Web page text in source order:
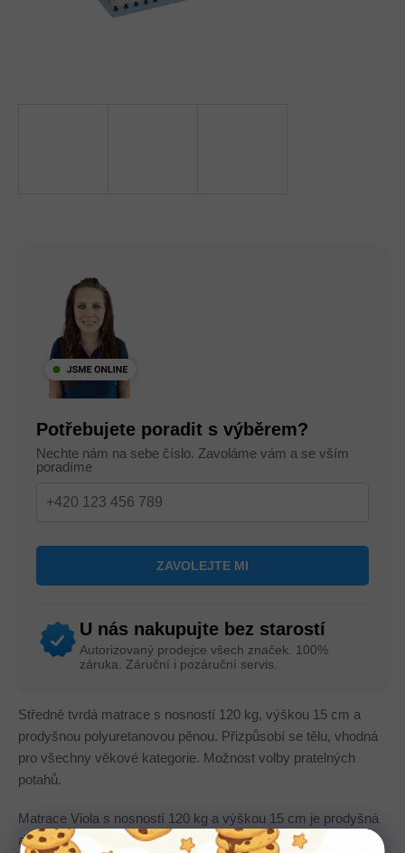
Potřebujete poradit s výběrem?
Nechte nám na sebe číslo. Zavoláme vám a se vším
poradíme
U nás nakupujte bez starostí
Autorizovaný prodejce všech značek. 100%
záruka. Záruční i pozáruční servis.
Středně tvrdá matrace s nosností 120 kg, výškou 15 cm a
prodyšnou polyuretanovou pěnou. Přizpůsobí se tělu, vhodná
pro všechny věkové kategorie. Možnost volby pratelných
potahů.
Matrace Viola s nosností 120 kg a výškou 15 cm je prodyšná
a elastická, dokonale přizpůsobitelná tělu. Pro zvýšení tuhosti